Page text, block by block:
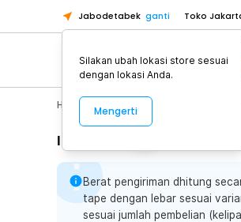
Jabodetabek ganti Toko
Toko
Toko Cikupa
Pick n Go
Pick n Go
Toko
Toko
Home Appliance
Informasi Penting
Berat pengiriman dhitung
tape dengan lebar sesuai
sesuai jumlah pembelian
Silakan ubah lokasi store sesuai
dengan lokasi Anda.
Mengerti